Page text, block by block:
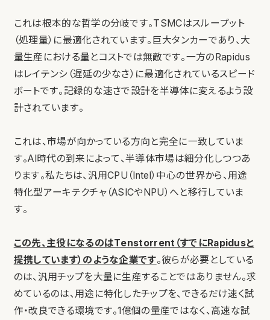
これは根本的な哲学の分岐です。TSMCはスループット
（処理量）に最適化されています。巨大タンカーであり、大
量生産における量とコストでは無敵です。一方のRapidus
はレイテンシ（遅延の少なさ）に最適化されているスピード
ボートです。記録的な速さで設計を半導体に変えるよう設
計されています。
これは、市場が向かっている方向と完全に一致していま
す。AI時代の到来によって、半導体市場は細分化しつつあ
ります。私たちは、汎用CPU（Intel）中心の世界から、用途
特化型アーキテクチャ（ASICやNPU）へと移行していま
す。
この先、主役になるのはTenstorrent（すでにRapidusと
提携しています）のような企業です。彼らが必要としている
のは、汎用チップを大量に生産することではありません。求
めているのは、用途に特化したチップを、できるだけ速く試
作・改良できる環境です。1億個の量産ではなく、高速な試